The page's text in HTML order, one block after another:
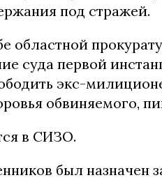
под стражей.
областной
суда первой
экс-
обвиняемого,
в СИЗО.
был назначен